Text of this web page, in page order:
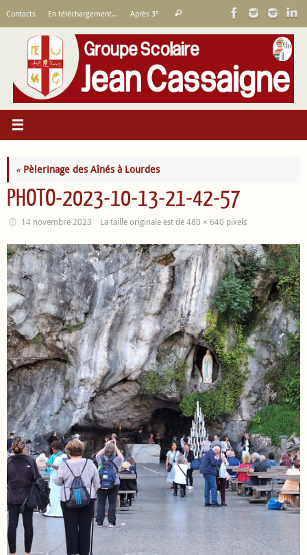
contenu
Contacts En téléchargement… Après 3°
:
Rechercher
«Pèlerinage des Aînés à Lourdes
PHOTO-2023-10-13-21-42-57
14 novembre 2023 La taille originale est de480 × 640 pixels